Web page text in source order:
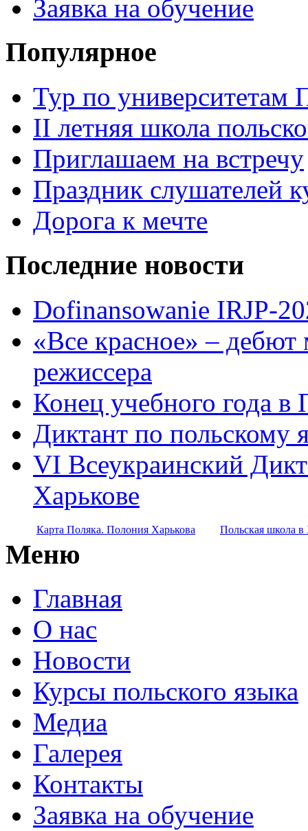
Заявка на обучение
Популярное
Тур по университетам
II летняя школа
Приглашаем на встречу
Праздник слушателей
Дорога к мечте
Последние новости
Dofinansowanie IRJP-
«Все красное» – дебют
режиссера
Конец учебного года в
Диктант по польскому
VI Всеукраинский
Харькове
Карта Поляка. Полония Харькова Польская школа в
Меню
Главная
О нас
Новости
Курсы польского языка
Медиа
Галерея
Контакты
Заявка на обучение